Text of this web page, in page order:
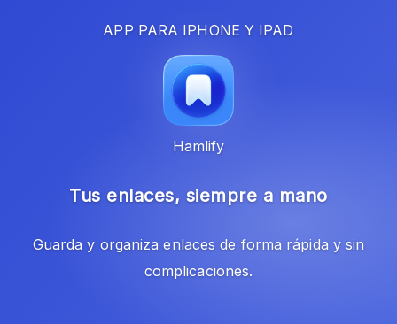
APP PARA IPHONE Y IPAD
Hamlify
Tus enlaces, siempre a mano
Guarda y organiza enlaces de forma rápida y sin
complicaciones.